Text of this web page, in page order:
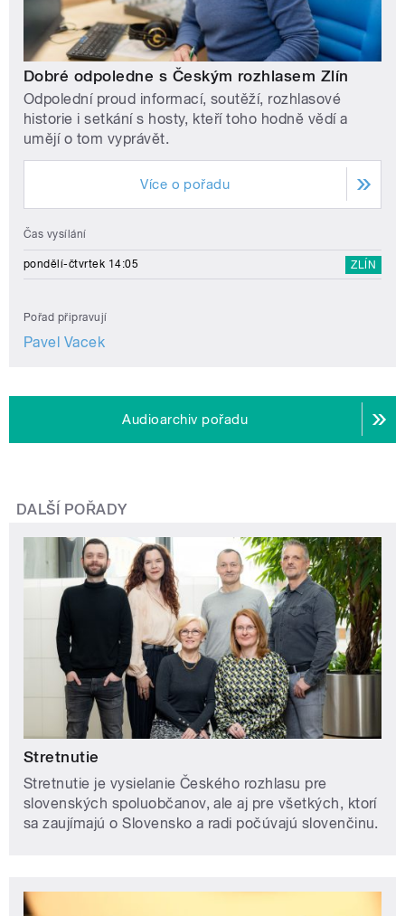
Dobré odpoledne s Českým rozhlasem Zlín
Odpolední proud informací, soutěží, rozhlasové
historie i setkání s hosty, kteří toho hodně vědí a
umějí o tom vyprávět.
Více o pořadu
Čas vysílání
pondělí-čtvrtek 14:05 ZLÍN
Pořad připravují
Pavel Vacek
Audioarchiv pořadu
DALŠÍ POŘADY
Stretnutie
Stretnutie je vysielanie Českého rozhlasu pre
slovenských spoluobčanov, ale aj pre všetkých, ktorí
sa zaujímajú o Slovensko a radi počúvajú slovenčinu.